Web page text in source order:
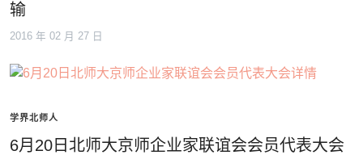
输
2016 年 02 月 27 日
学界北师人
6月20日北师大京师企业家联谊会会员代表大会